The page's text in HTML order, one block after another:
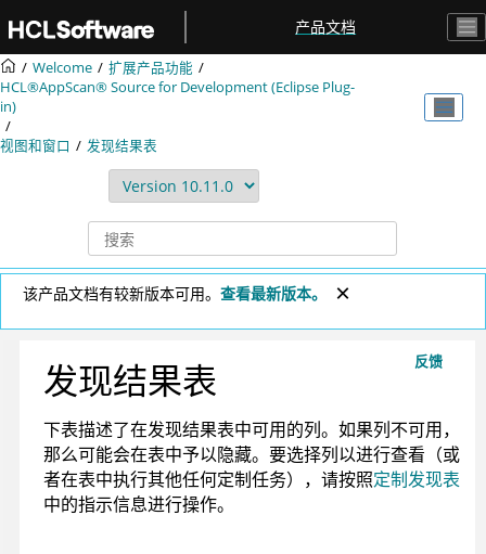
产品文档
Welcome
扩展产品功能
HCL®AppScan® Source for Development (Eclipse Plug-
in)
视图和窗口 发现结果表
该产品文档有较新版本可用。 查看最新版本。
反馈
发现结果表
下表描述了在发现结果表中可用的列。如果列不可用，
那么可能会在表中予以隐藏。要选择列以进行查看（或
者在表中执行其他任何定制任务），请按照定制发现表
中的指示信息进行操作。